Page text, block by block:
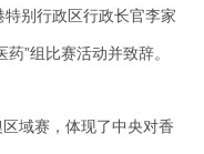
别行政区行政长官李家
”组比赛活动并致辞。
域赛，体现了中央对香